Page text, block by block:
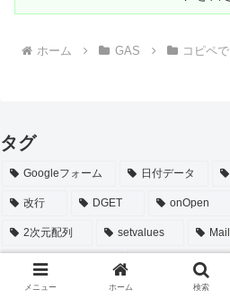
ホーム GAS コピペ
タグ
Googleフォーム 日付データ
改行 DGET onOpen
2次元配列 setvalues
Snipping Tool IFERROR
getCalendarsByName インストー
メニュー ホーム 検索